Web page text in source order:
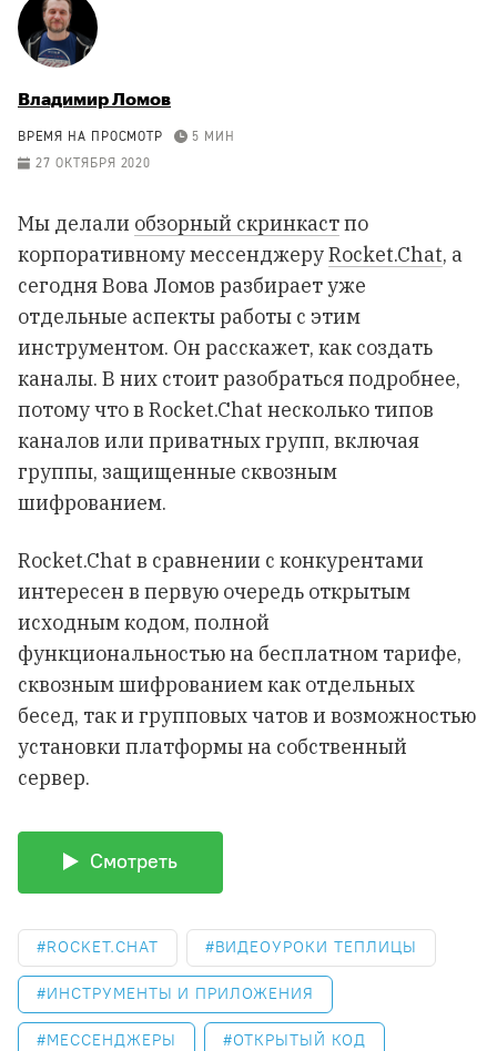
Владимир Ломов
ВРЕМЯ НА ПРОСМОТР
5 МИН
27 ОКТЯБРЯ 2020
Мы делали обзорный скринкастпо
корпоративному мессенджеруRocket.Chat, а
сегодня Вова Ломов разбирает уже
отдельные аспекты работы с этим
инструментом. Он расскажет, как создать
каналы. В них стоит разобраться подробнее,
потому что в Rocket.Chat несколько типов
каналов или приватных групп, включая
группы, защищенные сквозным
шифрованием.
Rocket.Chat в сравнении с конкурентами
интересен в первую очередь открытым
исходным кодом, полной
функциональностью на бесплатном тарифе,
сквозным шифрованием как отдельных
бесед, так и групповых чатов и возможностью
установки платформы на собственный
сервер.
Смотреть
ROCKET.CHAT ВИДЕОУРОКИ ТЕПЛИЦЫ
ИНСТРУМЕНТЫ И ПРИЛОЖЕНИЯ
МЕССЕНДЖЕРЫ ОТКРЫТЫЙ КОД